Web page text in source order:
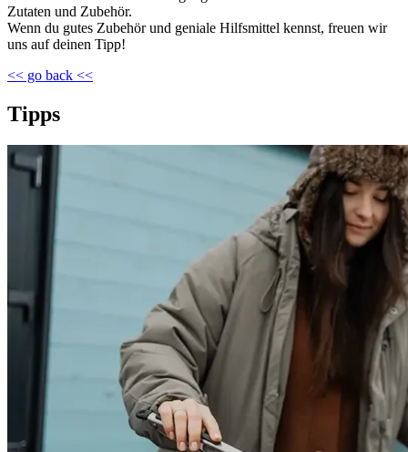
Zutaten und Zubehör.
Wenn du gutes Zubehör und geniale Hilfsmittel kennst, freuen wir
uns auf deinen Tipp!
<< go back <<
Tipps